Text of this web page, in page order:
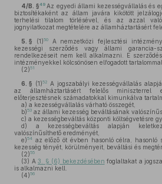
4/B. §49 Az egyedi állami kezességvállalás és
biztosítékaként az állam javára kikötött
terhelési tilalom törlésével, és az azzal való
jognyilatkozat megtételére az államháztartásért
5. § (1)50A nemzetközi fejlesztési
kezességi szerződés vagy állami garancia-
rendelkezéseit nem kell alkalmazni. E
intézményekkel kölcsönösen elfogadott
(2)51
6. § (1)52 A jogszabályi kezességvállalás
az államháztartásért felelős miniszterrel
előterjesztésnek számadatokkal kimunkálva
a) a kezességvállalás várható összegét,
b)53 az állami kezesség beváltásának
c) a kezességbeváltás központi költségvetésre
d) a kezességbeváltás alapján
valószínűsíthető eredményét,
e)54 az előző öt évben hasonló célra,
kezesség tényét, körülményeit, beváltási és
(2)55
(3) A 3. § (6) bekezdésében foglaltakat a
is alkalmazni kell.
(4)56